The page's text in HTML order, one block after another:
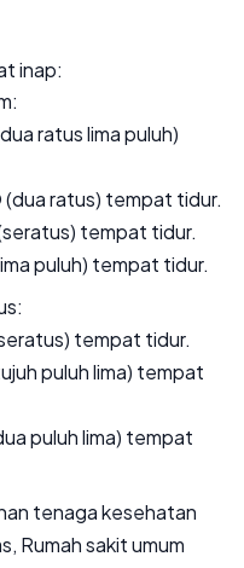
inap:
ratus lima puluh)
ratus) tempat tidur.
tempat tidur.
puluh) tempat tidur.
tempat tidur.
puluh lima) tempat
puluh lima) tempat
tenaga kesehatan
Rumah sakit umum